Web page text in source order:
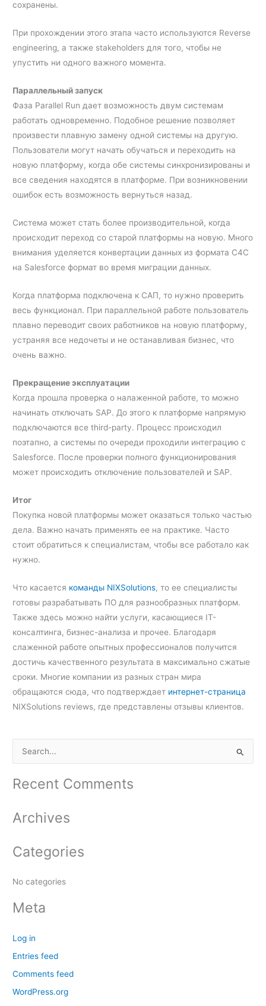
сохранены.
При прохождении этого этапа часто используются Reverse
engineering, а также stakeholders для того, чтобы не
упустить ни одного важного момента.
Параллельный запуск
Фаза Parallel Run дает возможность двум системам
работать одновременно. Подобное решение позволяет
произвести плавную замену одной системы на другую.
Пользователи могут начать обучаться и переходить на
новую платформу, когда обе системы синхронизированы и
все сведения находятся в платформе. При возникновении
ошибок есть возможность вернуться назад.
Система может стать более производительной, когда
происходит переход со старой платформы на новую. Много
внимания уделяется конвертации данных из формата C4С
на Salesforce формат во время миграции данных.
Когда платформа подключена к САП, то нужно проверить
весь функционал. При параллельной работе пользователь
плавно переводит своих работников на новую платформу,
устраняя все недочеты и не останавливая бизнес, что
очень важно.
Прекращение эксплуатации
Когда прошла проверка о налаженной работе, то можно
начинать отключать SAP. До этого к платформе напрямую
подключаются все third-party. Процесс происходил
поэтапно, а системы по очереди проходили интеграцию с
Salesforce. После проверки полного функционирования
может происходить отключение пользователей и SAP.
Итог
Покупка новой платформы может оказаться только частью
дела. Важно начать применять ее на практике. Часто
стоит обратиться к специалистам, чтобы все работало как
нужно.
Что касается команды NIXSolutions, то ее специалисты
готовы разрабатывать ПО для разнообразных платформ.
Также здесь можно найти услуги, касающиеся IT-
консалтинга, бизнес-анализа и прочее. Благодаря
слаженной работе опытных профессионалов получится
достичь качественного результата в максимально сжатые
сроки. Многие компании из разных стран мира
обращаются сюда, что подтверждает интернет-страница
NIXSolutions reviews, где представлены отзывы клиентов.
e
a
h
o
Recent Comments
Archives
Categories
No categories
Meta
Log in
Entries feed
Comments feed
WordPress.org